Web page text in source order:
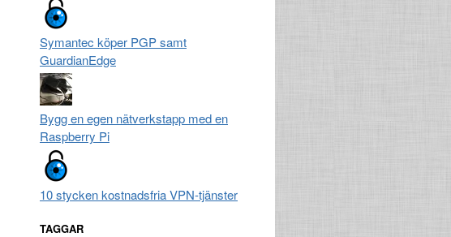
Symantec köper PGP samt
GuardianEdge
Bygg en egen nätverkstapp med en
Raspberry Pi
10 stycken kostnadsfria VPN-tjänster
TAGGAR